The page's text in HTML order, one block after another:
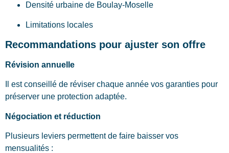
Densité urbaine de Boulay-Moselle
Limitations locales
Recommandations pour ajuster son offre
Révision annuelle
Il est conseillé de réviser chaque année vos garanties pour
préserver une protection adaptée.
Négociation et réduction
Plusieurs leviers permettent de faire baisser vos
mensualités :